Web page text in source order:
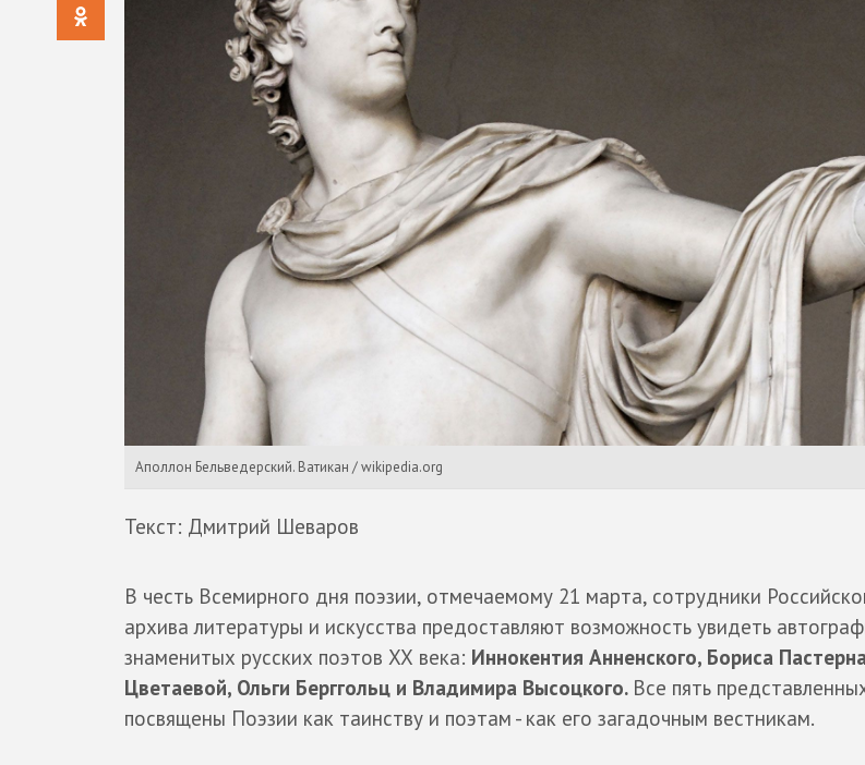
Аполлон Бельведерский. Ватикан / wikipedia.org
Текст: Дмитрий Шеваров
В честь Всемирного дня поэзии, отмечаемому 21 марта, сотрудники
архива литературы и искусства предоставляют возможность увидеть
знаменитых русских поэтов ХХ века: Иннокентия Анненского, Бориса
Цветаевой, Ольги Берггольц и Владимира Высоцкого. Все пять
посвящены Поэзии как таинству и поэтам - как его загадочным вестникам.